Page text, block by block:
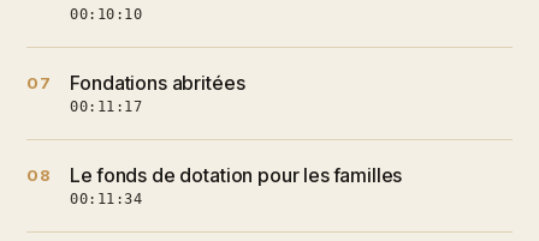
00:10:10
07 Fondations abritées
00:11:17
08 Le fonds de dotation pour les familles
00:11:34